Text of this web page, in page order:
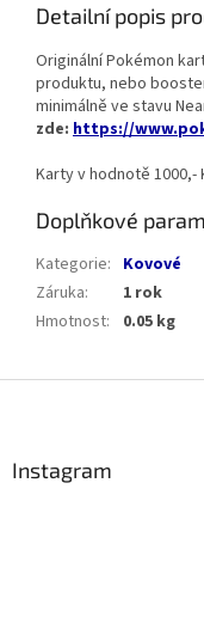
Detailní popis
Originální Pokémon
produktu, nebo
minimálně ve stavu
zde: https://
Karty v hodnotě
Doplňkové
Kategorie: Kovové
Záruka:
1 rok
Hmotnost: 0.05 kg
Instagram